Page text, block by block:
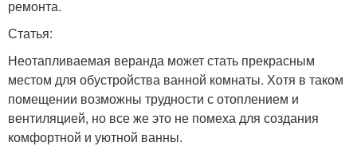
ремонта.
Статья:
Неотапливаемая веранда может стать прекрасным
местом для обустройства ванной комнаты. Хотя в таком
помещении возможны трудности с отоплением и
вентиляцией, но все же это не помеха для создания
комфортной и уютной ванны.